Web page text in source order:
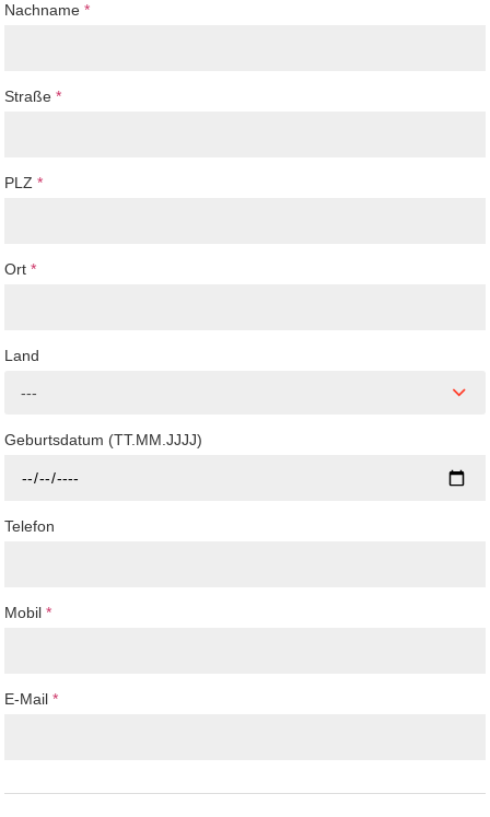
Nachname*
Straße*
PLZ*
Ort*
Land
---
Geburtsdatum (TT.MM.JJJJ)
Telefon
Mobil*
E-Mail*